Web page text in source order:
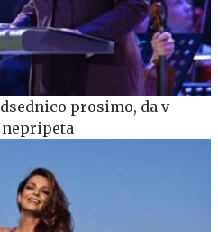
prosimo, da v